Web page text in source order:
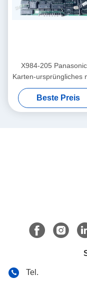
X984-205
Karten-ursprüngliches
Ersatzteil-CNC-
4S/verwendete RH2
RHU2
Beste Preis
Tel.